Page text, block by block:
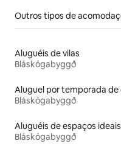
Outros tipos de
Aluguéis de vilas
Bláskógabyggð
Bláskógabyggð
Bláskógabyggð